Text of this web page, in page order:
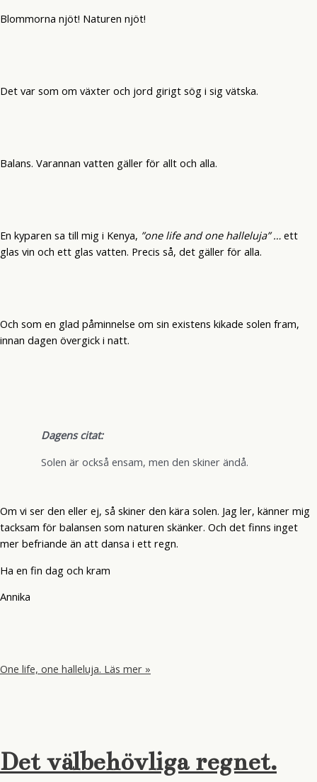
Blommorna njöt! Naturen njöt!
Det var som om växter och jord girigt sög i sig vätska.
Balans. Varannan vatten gäller för allt och alla.
En kyparen sa till mig i Kenya, ”one life and one halleluja” … ett
glas vin och ett glas vatten. Precis så, det gäller för alla.
Och som en glad påminnelse om sin existens kikade solen fram,
innan dagen övergick i natt.
Dagens citat:
Solen är också ensam, men den skiner ändå.
Om vi ser den eller ej, så skiner den kära solen. Jag ler, känner mig
tacksam för balansen som naturen skänker. Och det finns inget
mer befriande än att dansa i ett regn.
Ha en fin dag och kram
Annika
One life, one halleluja. Läs mer »
Det välbehövliga regnet.